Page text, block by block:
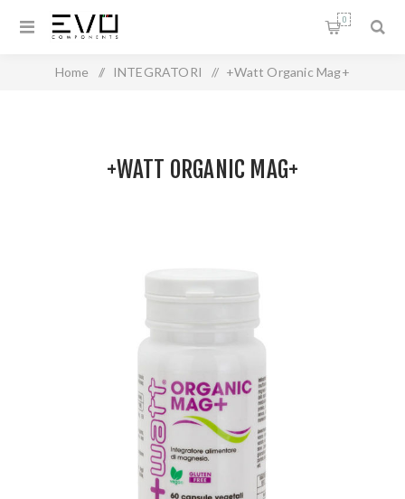
0
Home / INTEGRATORI / +Watt Organic Mag+
+WATT ORGANIC MAG+